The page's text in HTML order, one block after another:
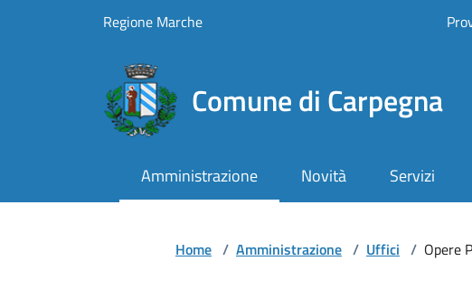
Vai ai contenutiRegione Marche
Comune di Carpegna
Amministrazione Novità Servizi
Home / Amministrazione / Uffici / Opere